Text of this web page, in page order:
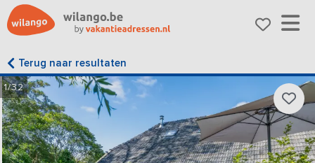
Terug naar resultaten
1/32